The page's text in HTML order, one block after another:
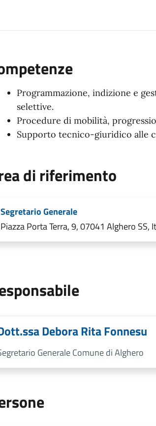
Programmazione, indizione e
selettive.
Procedure di mobilità,
Supporto tecnico-giuridico alle
di riferimento
Segretario Generale
Piazza Porta Terra, 9, 07041 Alghero SS,
Debora Rita Fonnesu
Generale Comune di Alghero